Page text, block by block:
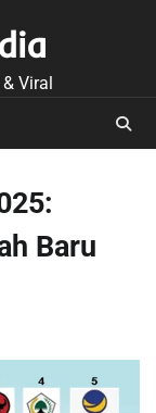
Viral
Baru